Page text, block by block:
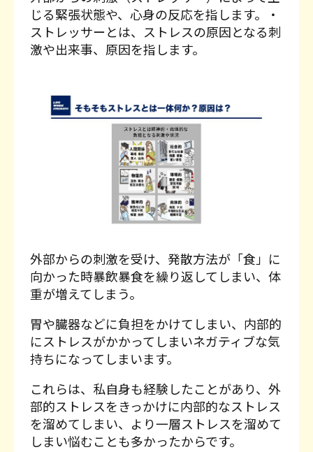
じる緊張状態や、心身の反応を指します。・
ストレッサーとは、ストレスの原因となる刺
激や出来事、原因を指します。
外部からの刺激を受け、発散方法が「食」に
向かった時暴飲暴食を繰り返してしまい、体
重が増えてしまう。
胃や臓器などに負担をかけてしまい、内部的
にストレスがかかってしまいネガティブな気
持ちになってしまいます。
これらは、私自身も経験したことがあり、外
部的ストレスをきっかけに内部的なストレス
を溜めてしまい、より一層ストレスを溜めて
しまい悩むことも多かったからです。